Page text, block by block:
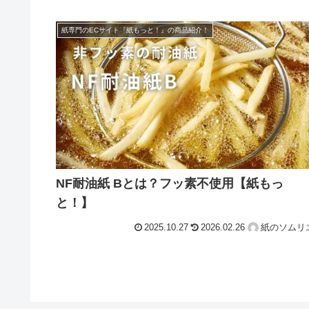
紙専門のECサイト『紙もっと！』の商品紹介！
NF耐油紙 Bとは？フッ素不使用【紙もっ
と！】
2025.10.27 2026.02.26 紙のソムリ